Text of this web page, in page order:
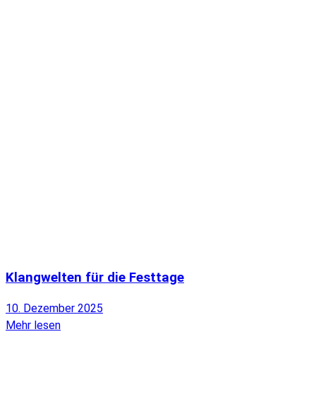
Klangwelten für die Festtage
10. Dezember 2025
Mehr lesen